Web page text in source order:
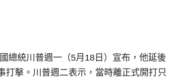
總統川普週一（5月18日）宣布，他延後
打擊。川普週二表示，當時離正式開打只